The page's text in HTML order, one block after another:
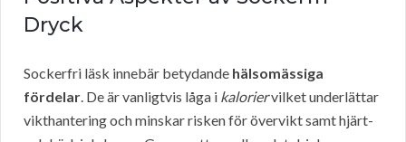
Dryck
Sockerfri läsk innebär betydande hälsomässiga
fördelar. De är vanligtvis låga i kaloriervilket underlättar
vikthantering och minskar risken för övervikt samt hjärt-